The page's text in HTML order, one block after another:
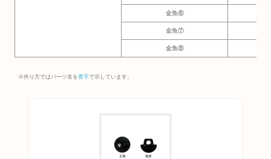
金魚⑥
金魚⑦
金魚⑧
※作り方ではパーツ名を青字で示しています。